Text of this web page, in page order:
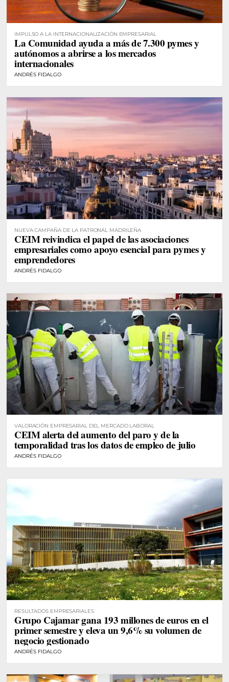
IMPULSO A LA INTERNACIONALIZACIÓN EMPRESARIAL
La Comunidad ayuda a más de 7.300 pymes y
autónomos a abrirse a los mercados
internacionales
ANDRÉS FIDALGO
NUEVA CAMPAÑA DE LA PATRONAL MADRILEÑA
CEIM reivindica el papel de las asociaciones
empresariales como apoyo esencial para pymes y
emprendedores
ANDRÉS FIDALGO
VALORACIÓN EMPRESARIAL DEL MERCADO LABORAL
CEIM alerta del aumento del paro y de la
temporalidad tras los datos de empleo de julio
ANDRÉS FIDALGO
RESULTADOS EMPRESARIALES
Grupo Cajamar gana 193 millones de euros en el
primer semestre y eleva un 9,6% su volumen de
negocio gestionado
ANDRÉS FIDALGO